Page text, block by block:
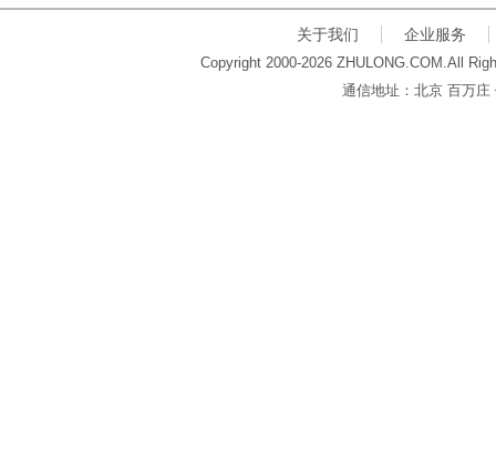
关于我们 企业服务
Copyright 2000-2026 ZHULONG.COM.All
通信地址：北京 百万